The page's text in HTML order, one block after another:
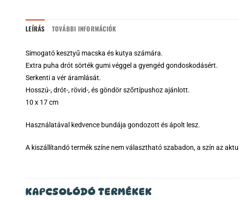
LEÍRÁS TOVÁBBI INFORMÁCIÓK
Simogató kesztyű macska és kutya számára.
Extra puha drót sörték gumi véggel a gyengéd gondoskodásért.
Serkenti a vér áramlását.
Hosszú-, drót-, rövid-, és göndör szőrtípushoz ajánlott.
10 x 17 cm
Használatával kedvence bundája gondozott és ápolt lesz.
A kiszállítandó termék színe nem választható szabadon, a szín az
KAPCSOLÓDÓ TERMÉKEK